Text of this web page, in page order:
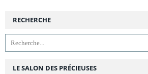
RECHERCHE
LE SALON DES PRÉCIEUSES